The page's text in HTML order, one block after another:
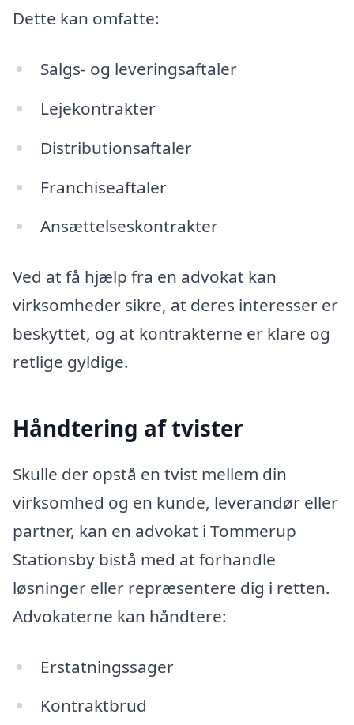
Dette kan omfatte:
Salgs- og leveringsaftaler
Lejekontrakter
Distributionsaftaler
Franchiseaftaler
Ansættelseskontrakter
Ved at få hjælp fra en advokat kan
virksomheder sikre, at deres interesser er
beskyttet, og at kontrakterne er klare og
retlige gyldige.
Håndtering af tvister
Skulle der opstå en tvist mellem din
virksomhed og en kunde, leverandør eller
partner, kan en advokat i Tommerup
Stationsby bistå med at forhandle
løsninger eller repræsentere dig i retten.
Advokaterne kan håndtere:
Erstatningssager
Kontraktbrud